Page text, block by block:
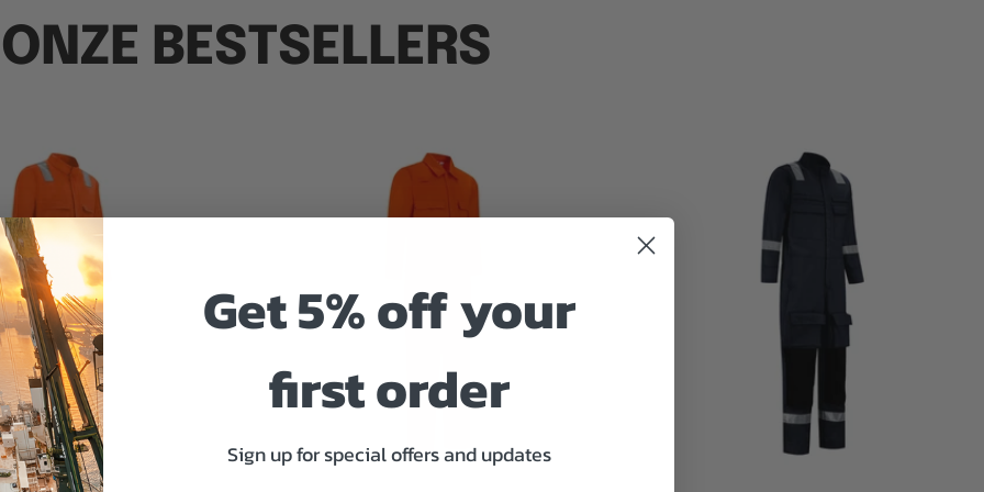
ONZE BESTSELLERS
Get 5% off your
first order
Sign up for special offers and updates